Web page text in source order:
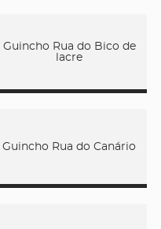
Guincho Rua do Bico de
lacre
Guincho Rua do Canário